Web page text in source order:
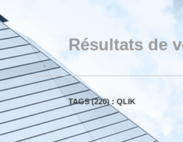
Résultats de
TAGS (220) : QLIK